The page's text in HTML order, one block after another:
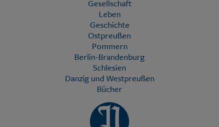
Gesellschaft
Leben
Geschichte
Ostpreußen
Pommern
Berlin-Brandenburg
Schlesien
Danzig und Westpreußen
Bücher